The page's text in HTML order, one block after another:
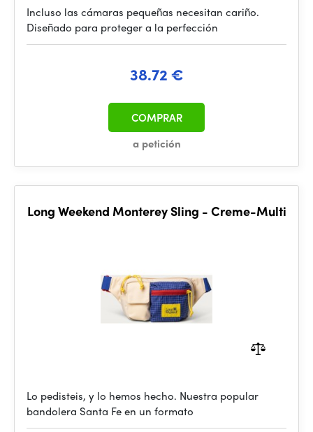
Incluso las cámaras pequeñas necesitan cariño.
Diseñado para proteger a la perfección
38.72 €
a petición
COMPRAR
Long Weekend Monterey Sling - Creme-Multi
Lo pedisteis, y lo hemos hecho. Nuestra popular
bandolera Santa Fe en un formato